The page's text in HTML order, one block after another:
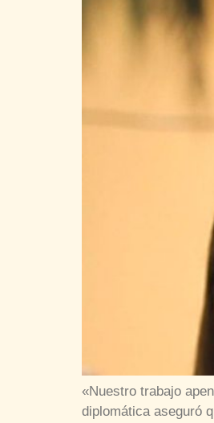
«Nuestro trabajo
diplomática aseguró